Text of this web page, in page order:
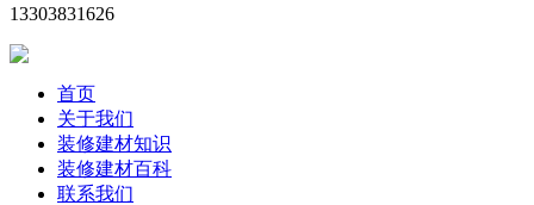
13303831626
首页
关于我们
装修建材知识
装修建材百科
联系我们